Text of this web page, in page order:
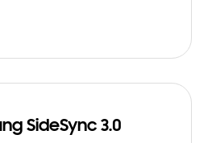
SideSync 3.0